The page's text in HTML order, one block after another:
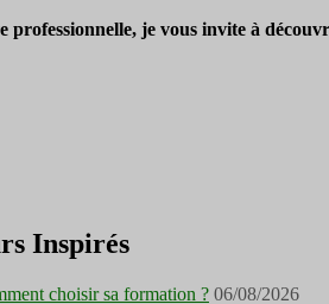
professionnelle, je vous invite à
Inspirés
choisir sa formation ? 06/08/2026